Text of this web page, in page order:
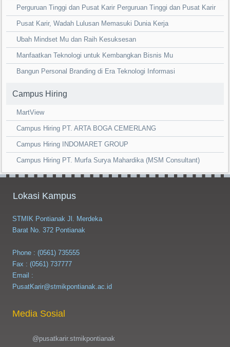
Perguruan Tinggi dan Pusat Karir Perguruan Tinggi dan Pusat Karir
Pusat Karir, Wadah Lulusan Memasuki Dunia Kerja
Ubah Mindset Mu dan Raih Kesuksesan
Manfaatkan Teknologi untuk Kembangkan Bisnis Mu
Bangun Personal Branding di Era Teknologi Informasi
Campus Hiring
MartView
Campus Hiring PT. ARTA BOGA CEMERLANG
Campus Hiring INDOMARET GROUP
Campus Hiring PT. Murfa Surya Mahardika (MSM Consultant)
Lokasi Kampus
STMIK Pontianak Jl. Merdeka
Barat No. 372 Pontianak
Phone : (0561) 735555
Fax : (0561) 737777
Email :
PusatKarir@stmikpontianak.ac.id
Media Sosial
@pusatkarir.stmikpontianak